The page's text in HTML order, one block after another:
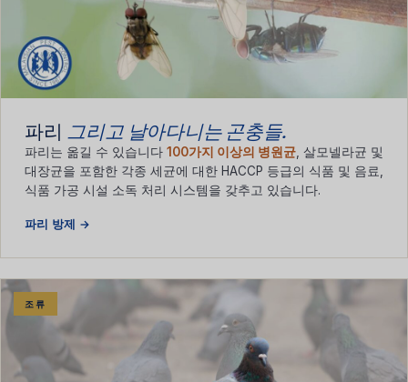
파리 그리고 날아다니는 곤충들.
파리는 옮길 수 있습니다 100가지 이상의 병원균 , 살모넬라균 및
대장균을 포함한 각종 세균에 대한 HACCP 등급의 식품 및 음료,
식품 가공 시설 소독 처리 시스템을 갖추고 있습니다.
파리 방제 →
조류